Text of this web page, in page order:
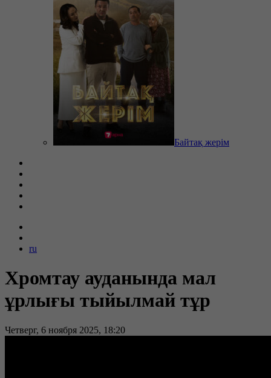
Байтақ жерім
ru
Хромтау ауданында мал
ұрлығы тыйылмай тұр
Четверг, 6 ноября 2025, 18:20